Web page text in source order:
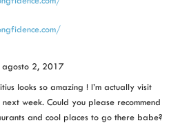
agosto 2, 2017
looks so amazing ! I’m actually visit
week. Could you please recommend
and cool places to go there babe?